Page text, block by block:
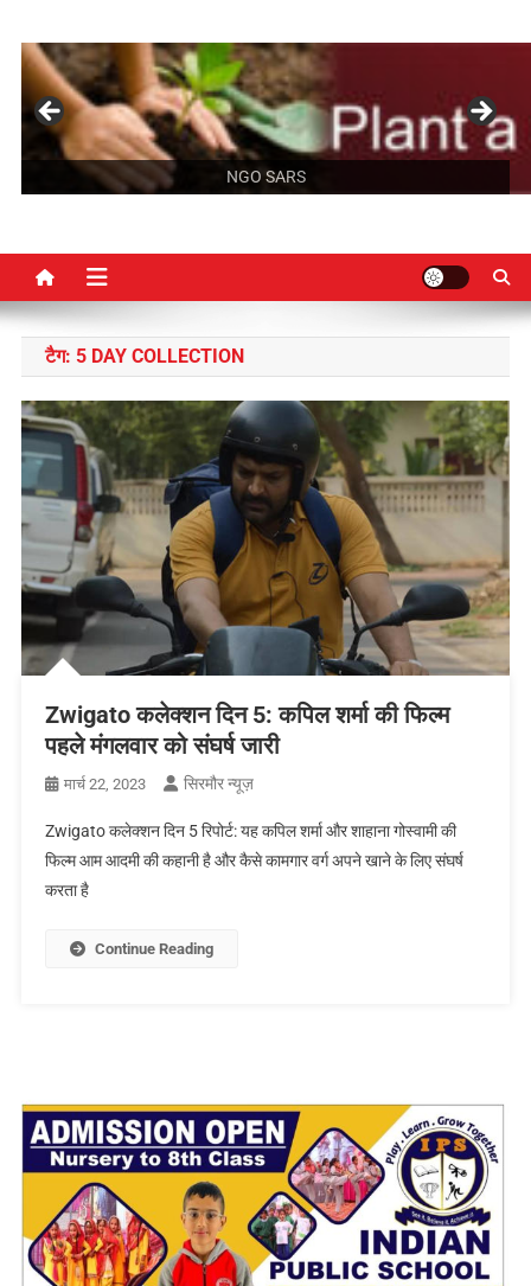
NGO SARS
टैग: 5 DAY COLLECTION
Zwigato कलेक्शन दिन 5: कपिल शर्मा की फिल्म
पहले मंगलवार को संघर्ष जारी
मार्च 22, 2023 सिरमौर न्यूज़
Zwigato कलेक्शन दिन 5 रिपोर्ट: यह कपिल शर्मा और शाहाना गोस्वामी की
फिल्म आम आदमी की कहानी है और कैसे कामगार वर्ग अपने खाने के लिए संघर्ष
करता है
Continue Reading